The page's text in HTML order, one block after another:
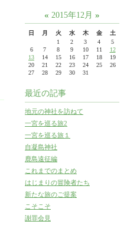
« 2015年12月 »
日 月 火 水 木 金
土
1
2 3 4
5
6
7 8 9 10 11
12
13
14 15 16 17 18
19
20
21 22 23 24 25
26
27
28 29 30 31
最近の記事
地元の神社を訪ねて
一宮を巡る旅2
一宮を巡る旅１
自凝島神社
鹿島遠征編
これまでのまとめ
はじまりの冒険者たち
新たな旅のご提案
こそこそ
謝罪会見